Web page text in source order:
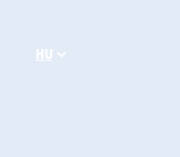
tartalomhoz
HU